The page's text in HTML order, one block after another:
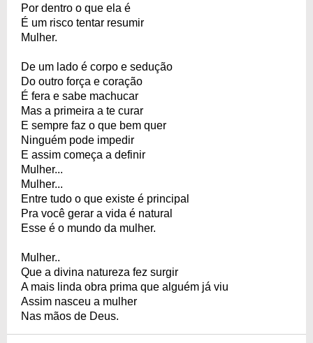
Por dentro o que ela é
É um risco tentar resumir
Mulher.
De um lado é corpo e sedução
Do outro força e coração
É fera e sabe machucar
Mas a primeira a te curar
E sempre faz o que bem quer
Ninguém pode impedir
E assim começa a definir
Mulher...
Mulher...
Entre tudo o que existe é principal
Pra você gerar a vida é natural
Esse é o mundo da mulher.
Mulher..
Que a divina natureza fez surgir
A mais linda obra prima que alguém já viu
Assim nasceu a mulher
Nas mãos de Deus.